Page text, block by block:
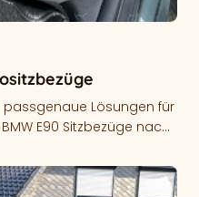
passgenaue Lösungen für
E90 Sitzbezüge nach